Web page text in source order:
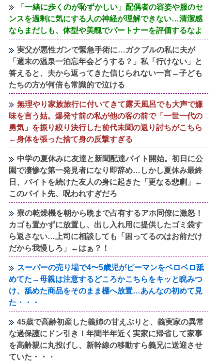
「一緒に歩くのが恥ずかしい」配偶者の容姿や服のセ
ンスを過剰に気にする人の神経が理解できない…清潔感
ならまだしも、体型や美醜でパートナーを評価するなよ
実父が悪性ガンで緊急手術に…ガクブルの私に夫が
「週末の温泉一泊忘年会どうする？」私「行けない」と
答えると、夫から返ってきた信じられない一言←子ども
たちの方が何倍も常識的で泣ける
無理やり家族旅行に付いてきて露天風呂でも大声で嫌
味を言う姑。爆発寸前の私が他の客の前で「一世一代の
勇気」を振り絞り決行した前代未聞の返り討ちがこちら
←身体を張った捨て身の反撃すぎる
中学の夏休みに友達と新聞配達バイト開始。初日に公
園で凄惨な第一発見者になり即辞め…しかし夏休み最終
日、バイトを続けた友人の身に起きた「更なる悲劇」←
このバイト先、呪われすぎだろ
寮の乾燥機を朝から晩まで占有するアホ同僚に激怒！
カゴも置かずに放置し、出し入れ用に提供したゴミ袋す
ら返さない…上司に相談しても「困ってるのはお前だけ
だから我慢しろ」←はぁ？！
スーパーの売り場で4〜5歳児がピーマンをベロベロ舐
めてた→母親は注意するどころかこちらをキッと睨みつ
け、舐めた商品をそのまま棚へ放置…あんなの初めて見
た・・・
45歳で高齢初産した義姉の甘えぶりと、義実家の異常
な過保護にドン引き！年間半年近く実家に帰省して家事
を高齢親に丸投げし、新幹線の移動すら義兄に送迎させ
ていた・・・